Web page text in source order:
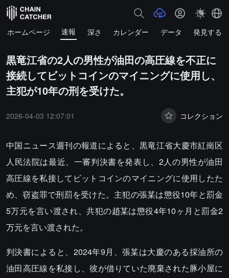
ホームページ 速報 深さ カレンダー データ 発見する
黒竜江省の2人の男性が油田の高圧線を不正に
接続してビットコインのマイニングに使用し、
主犯が10年の刑を受けた。
2026-04-03 12:07:01 コレクション
中国ニュース週刊の報道によると、黒竜江省大慶市紅崗区
人民法院は最近、一審判決書を発表し、2人の男性が油田
高圧線を私接してビットコインのマイニングに使用したた
め、窃盗罪で刑罰を受けた。主犯の張某は懲役10年と罰金
5万元を言い渡され、共犯の趙某は懲役4年10ヶ月と罰金2
万元を言い渡された。
判決書によると、2024年9月、張某は大慶のある採油所の
油田高圧線を私接し、彼が借りていた廃棄された豚小屋に